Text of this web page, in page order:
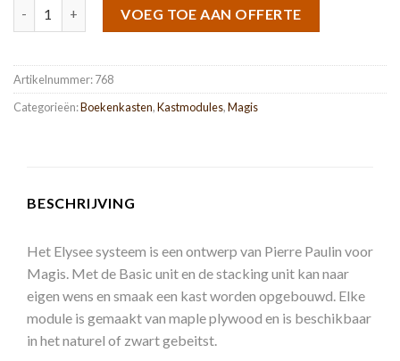
VOEG TOE AAN OFFERTE
Artikelnummer:768
Categorieën:Boekenkasten,Kastmodules,Magis
BESCHRIJVING
Het Elysee systeem is een ontwerp van Pierre Paulin voor
Magis. Met de Basic unit en de stacking unit kan naar
eigen wens en smaak een kast worden opgebouwd. Elke
module is gemaakt van maple plywood en is beschikbaar
in het naturel of zwart gebeitst.